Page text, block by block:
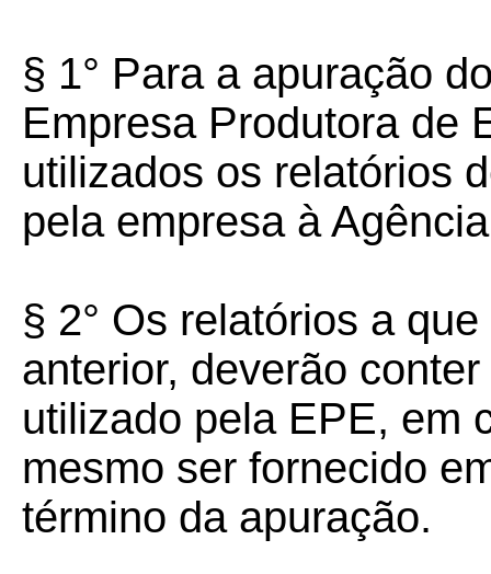
§ 1° Para a apuração
Empresa Produtora de
utilizados os relatórios
pela empresa à
§ 2° Os relatórios a
anterior, deverão
utilizado pela EPE, em
mesmo ser fornecido
término da apuração.